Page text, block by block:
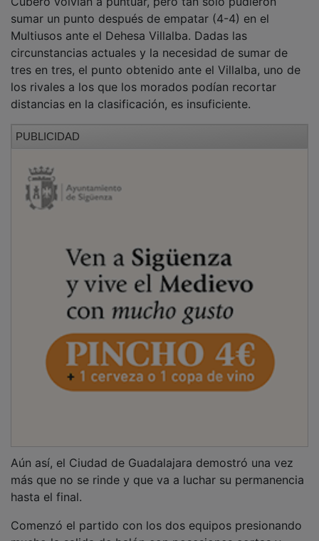
sumar un punto después de empatar (4-4) en el
Multiusos ante el Dehesa Villalba. Dadas las
circunstancias actuales y la necesidad de sumar de
tres en tres, el punto obtenido ante el Villalba, uno de
los rivales a los que los morados podían recortar
distancias en la clasificación, es insuficiente.
más que no se rinde y que va a luchar su permanencia
hasta el final.
mucho la salida de balón con posesiones cortas y